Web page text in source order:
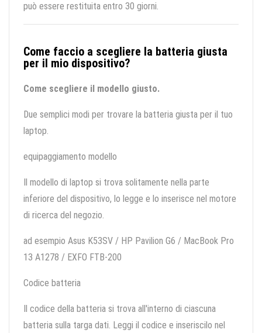
può essere restituita entro 30 giorni.
Come faccio a scegliere la batteria giusta
per il mio dispositivo?
Come scegliere il modello giusto.
Due semplici modi per trovare la batteria giusta per il tuo
laptop.
equipaggiamento modello
Il modello di laptop si trova solitamente nella parte
inferiore del dispositivo, lo legge e lo inserisce nel motore
di ricerca del negozio.
ad esempio Asus K53SV / HP Pavilion G6 / MacBook Pro
13 A1278 / EXFO FTB-200
Codice batteria
Il codice della batteria si trova all'interno di ciascuna
batteria sulla targa dati. Leggi il codice e inseriscilo nel